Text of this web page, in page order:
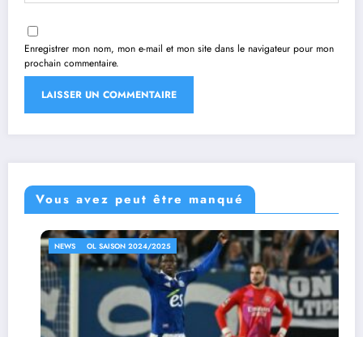
Enregistrer mon nom, mon e-mail et mon site dans le navigateur pour mon
prochain commentaire.
Vous avez peut être manqué
NEWS OL SAISON 2024/2025